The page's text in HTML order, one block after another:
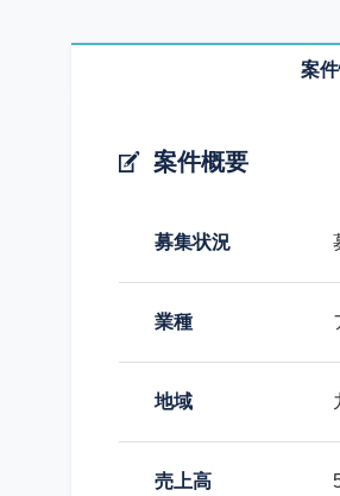
案
案件概要
募集状況
業種
地域
売上高